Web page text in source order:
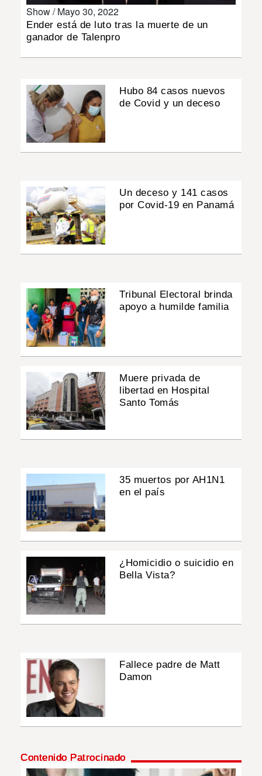
Show /Mayo 30, 2022
Ender está de luto tras la muerte de un
ganador de Talenpro
Hubo 84 casos nuevos
de Covid y un deceso
Un deceso y 141 casos
por Covid-19 en Panamá
Tribunal Electoral brinda
apoyo a humilde familia
Muere privada de
libertad en Hospital
Santo Tomás
35 muertos por AH1N1
en el país
¿Homicidio o suicidio en
Bella Vista?
Fallece padre de Matt
Damon
Contenido Patrocinado